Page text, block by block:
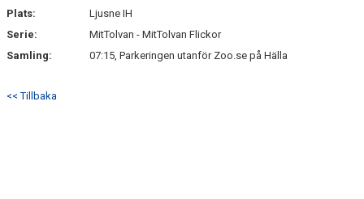
FAQ
KONTAKT
Plats:
Ljusne IH
Serie:
MitTolvan - MitTolvan Flickor
Samling:
07:15, Parkeringen utanför Zoo.se på Hälla
<< Tillbaka